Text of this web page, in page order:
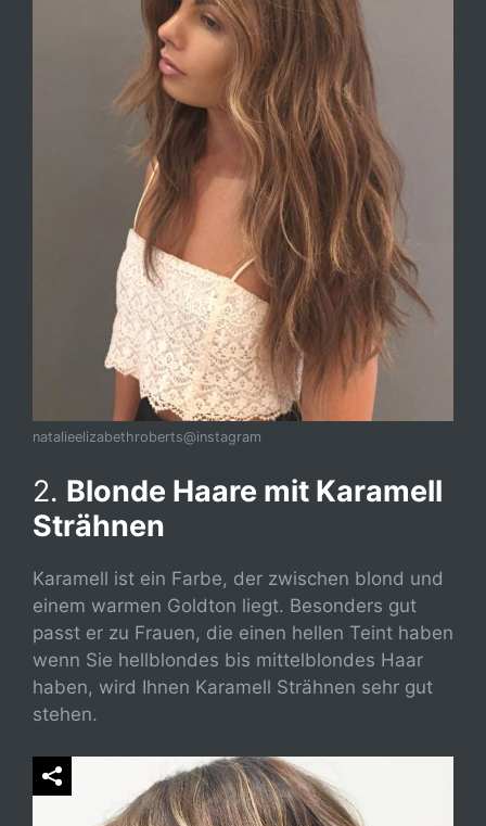
natalieelizabethroberts@instagram
2. Blonde Haare mit Karamell
Strähnen
Karamell ist ein Farbe, der zwischen blond und
einem warmen Goldton liegt. Besonders gut
passt er zu Frauen, die einen hellen Teint haben
wenn Sie hellblondes bis mittelblondes Haar
haben, wird Ihnen Karamell Strähnen sehr gut
stehen.